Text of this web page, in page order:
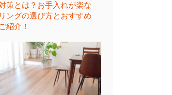
策とは？お手入れが楽な
ングの選び方とおすすめ
紹介！